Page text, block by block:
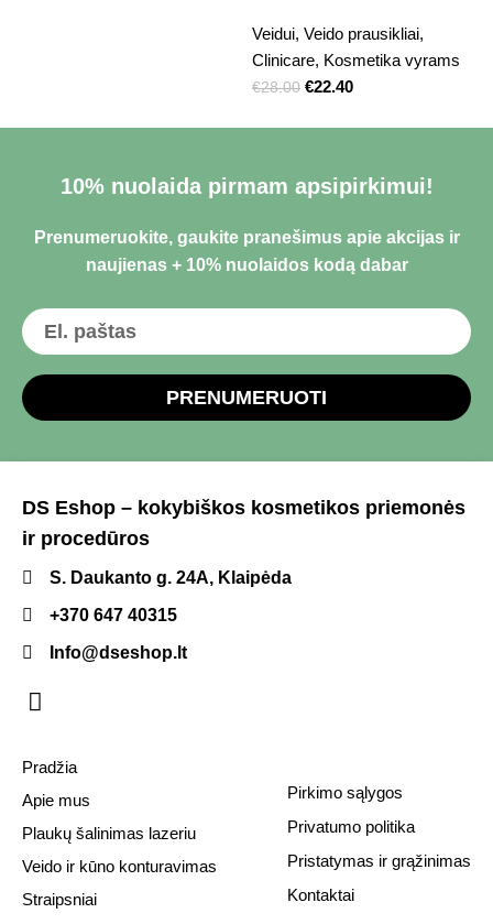
Veidui, Veido prausikliai,
Clinicare, Kosmetika vyrams
€28.00 €22.40
10% nuolaida pirmam apsipirkimui!
Prenumeruokite, gaukite pranešimus apie akcijas ir
naujienas + 10% nuolaidos kodą dabar
PRENUMERUOTI
DS Eshop – kokybiškos kosmetikos priemonės
ir procedūros
S. Daukanto g. 24A, Klaipėda
+370 647 40315
Info@dseshop.lt
Pradžia
Apie mus
Plaukų šalinimas lazeriu
Veido ir kūno konturavimas
Straipsniai
Pirkimo sąlygos
Privatumo politika
Pristatymas ir grąžinimas
Kontaktai